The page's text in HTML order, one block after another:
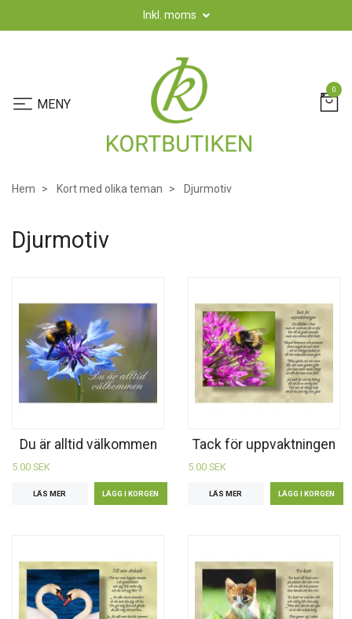
Inkl. moms
0
Hem Kort med olika teman Djurmotiv
Djurmotiv
Du är alltid välkommen
5.00 SEK
LÄS MER
Tack för uppvaktningen
5.00 SEK
LÄS MER